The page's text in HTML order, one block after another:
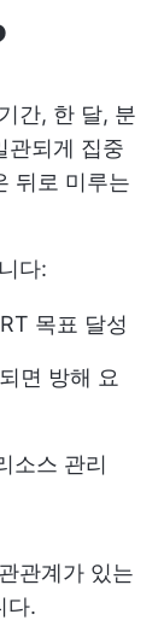
간, 한 달, 분
관되게 집중
뒤로 미루는
다:
목표 달성
면 방해 요
소스 관리
관계가 있는
다.